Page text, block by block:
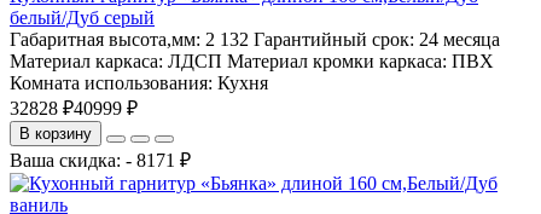
белый/Дуб серый
Габаритная высота,мм: 2 132 Гарантийный срок: 24 месяца
Материал каркаса: ЛДСП Материал кромки каркаса: ПВХ
Комната использования: Кухня
32828 ₽40999 ₽
В корзину
Ваша скидка: - 8171 ₽